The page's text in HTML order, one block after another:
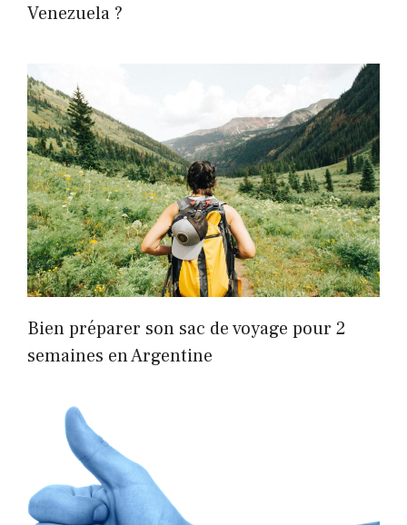
Venezuela ?
Bien préparer son sac de voyage pour 2
semaines en Argentine